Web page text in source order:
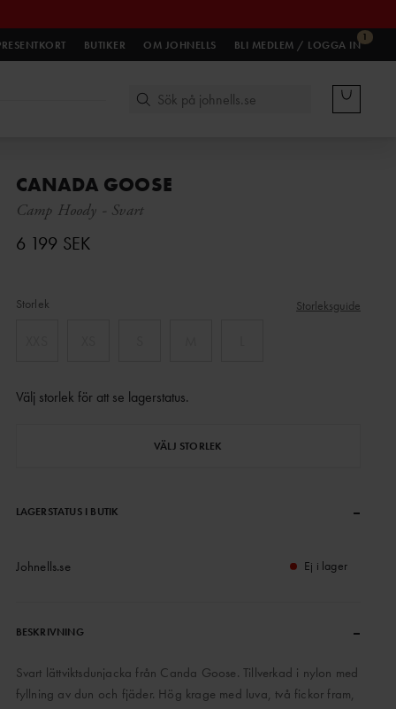
BUTIKER OM JOHNELLS
1
BLI MEDLEM / LOGGA IN
CANADA GOOSE
Camp Hoody - Svart
6 199 SEK
Storlek Storleksguide
Välj storlek för att se lagerstatus.
VÄLJ STORLEK
LAGERSTATUS I BUTIK –
Johnells.se Ej i lager
BESKRIVNING –
Svart lättviktsdunjacka från Canda Goose. Tillverkad i nylon med
fyllning av dun och fjäder. Hög krage med luva, två fickor fram,